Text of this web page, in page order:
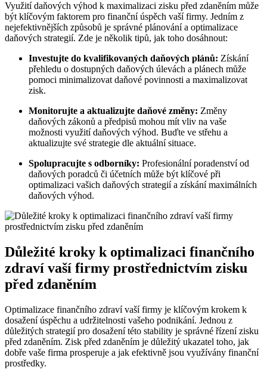
Využití daňových výhod k maximalizaci zisku před zdaněním může
být klíčovým faktorem pro finanční úspěch vaší firmy. Jedním z
nejefektivnějších způsobů je správné plánování a optimalizace
daňových strategií. Zde je několik tipů, jak toho dosáhnout:
Investujte do kvalifikovaných daňových plánů: Získání
přehledu o dostupných daňových úlevách a plánech může
pomoci minimalizovat daňové povinnosti a maximalizovat
zisk.
Monitorujte a aktualizujte daňové změny: Změny
daňových zákonů a předpisů mohou mít vliv na vaše
možnosti využití daňových výhod. Buďte ve střehu a
aktualizujte své strategie dle aktuální situace.
Spolupracujte s odborníky: Profesionální poradenství od
daňových poradců či účetních může být klíčové při
optimalizaci vašich daňových strategií a získání maximálních
daňových výhod.
Důležité kroky k optimalizaci finančního
zdraví vaší firmy prostřednictvím zisku
před zdaněním
Optimalizace finančního zdraví vaší firmy je klíčovým krokem k
dosažení úspěchu a udržitelnosti vašeho podnikání. Jednou z
důležitých strategií pro dosažení této stability je správné řízení zisku
před zdaněním. Zisk před zdaněním je důležitý ukazatel toho, jak
dobře vaše firma prosperuje a jak efektivně jsou využívány finanční
prostředky.